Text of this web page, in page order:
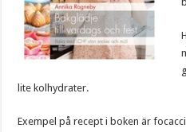
lite kolhydrater.
Exempel på recept i boken är